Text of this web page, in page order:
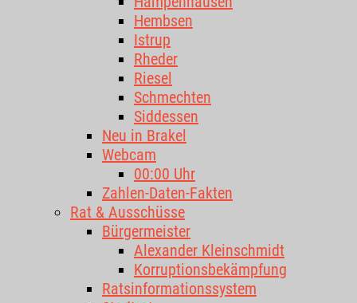
Hembsen
Istrup
Rheder
Riesel
Schmechten
Siddessen
Neu in Brakel
Webcam
00:00 Uhr
Zahlen-Daten-Fakten
Rat & Ausschüsse
Bürgermeister
Alexander Kleinschmidt
Korruptionsbekämpfung
Ratsinformationssystem